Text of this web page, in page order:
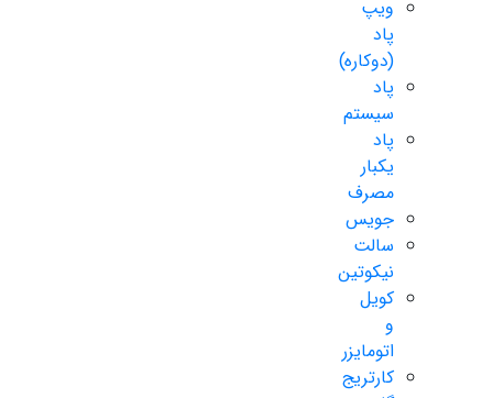
ویپ
پاد
(دوکاره)
پاد
سیستم
پاد
یکبار
مصرف
جویس
سالت
نیکوتین
کویل
و
اتومایزر
کارتریج